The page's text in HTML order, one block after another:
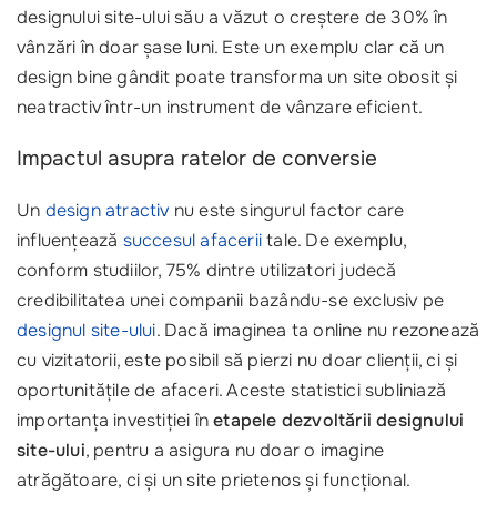
designului site-ului său a văzut o creștere de 30% în
vânzări în doar șase luni. Este un exemplu clar că un
design bine gândit poate transforma un site obosit și
neatractiv într-un instrument de vânzare eficient.
Impactul asupra ratelor de conversie
Un design atractiv nu este singurul factor care
influențează succesul afaceriitale. De exemplu,
conform studiilor, 75% dintre utilizatori judecă
credibilitatea unei companii bazându-se exclusiv pe
designul site-ului. Dacă imaginea ta online nu rezonează
cu vizitatorii, este posibil să pierzi nu doar clienții, ci și
oportunitățile de afaceri. Aceste statistici subliniază
importanța investiției înetapele dezvoltării designului
site-ului, pentru a asigura nu doar o imagine
atrăgătoare, ci și un site prietenos și funcțional.